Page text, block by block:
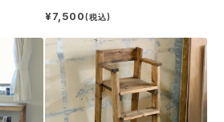
¥7,500(税込)